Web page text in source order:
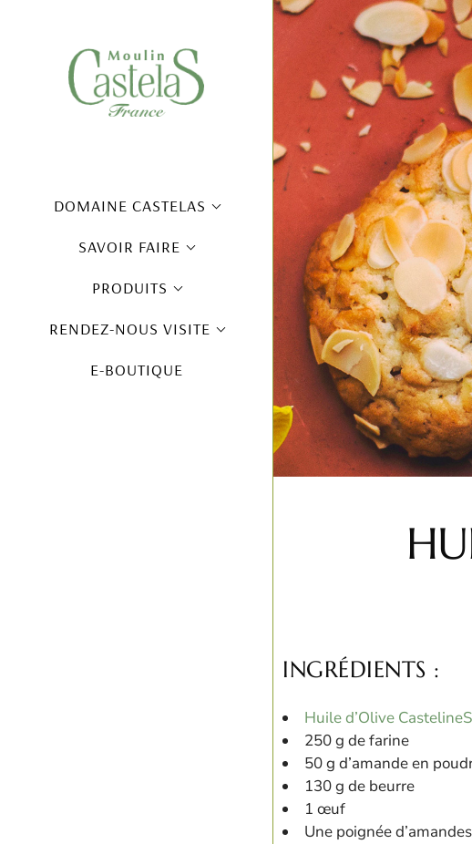
DOMAINE CASTELAS
SAVOIR FAIRE
PRODUITS
RENDEZ-NOUS VISITE
E-BOUTIQUE
INGRÉDIENTS :
Huile d’Olive
250 g de farine
50 g d’amande en
130 g de beurre
1 œuf
Une poignée